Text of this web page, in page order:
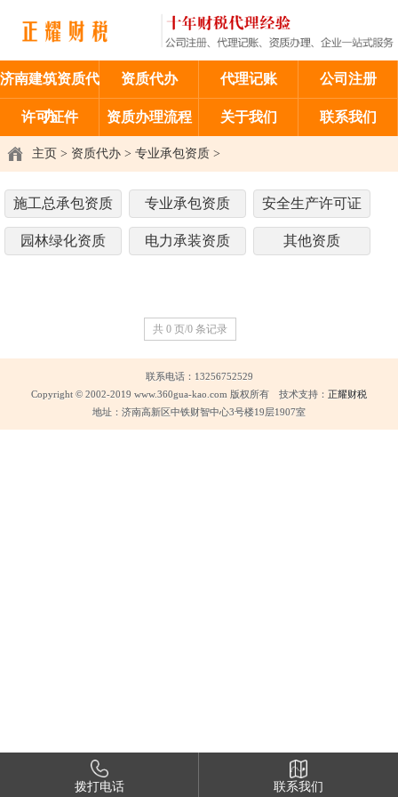
济南建筑资质代
办
资质代办 代理记账 公司注册
许可证件 资质办理流程 关于我们 联系我们
主页 > 资质代办 > 专业承包资质 >
施工总承包资质 专业承包资质 安全生产许可证
园林绿化资质 电力承装资质 其他资质
共 0 页/0 条记录
联系电话：13256752529
Copyright © 2002-2019 www.360gua-kao.com 版权所有 技术支持： 正耀财税
地址：济南高新区中铁财智中心3号楼19层1907室
拨打电话 联系我们